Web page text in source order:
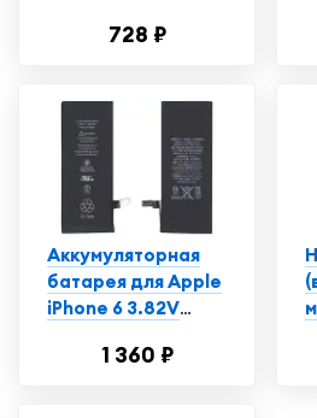
728 ₽
Аккумуляторная
батарея для Apple
iPhone 6 3.82V
1 360 ₽